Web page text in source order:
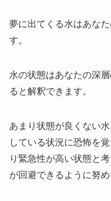
夢に出てくる水はあな
す。
水の状態はあなたの深
ると解釈できます。
あまり状態が良くない
している状況に恐怖を
り緊急性が高い状態と
が回避できるように努め